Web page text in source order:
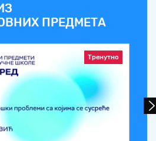
ПРЕДМЕТА
Тренутно